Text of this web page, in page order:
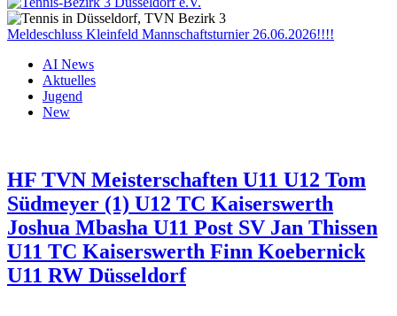
Meldeschluss Kleinfeld Mannschaftsturnier 26.06.2026!!!!
AI News
Aktuelles
Jugend
New
HF TVN Meisterschaften U11 U12 Tom
Südmeyer (1) U12 TC Kaiserswerth
Joshua Mbasha U11 Post SV Jan Thissen
U11 TC Kaiserswerth Finn Koebernick
U11 RW Düsseldorf